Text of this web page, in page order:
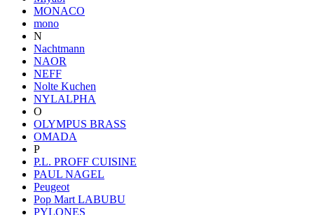
MONACO
mono
N
Nachtmann
NAOR
NEFF
Nolte Kuchen
NYLALPHA
O
OLYMPUS BRASS
OMADA
P
P.L. PROFF CUISINE
PAUL NAGEL
Peugeot
Pop Mart LABUBU
PYLONES